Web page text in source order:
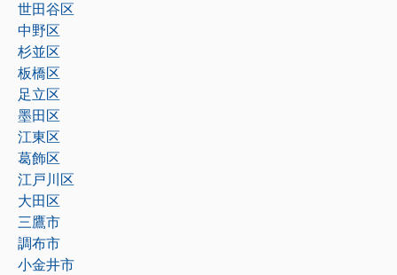
世田谷区
中野区
杉並区
板橋区
足立区
墨田区
江東区
葛飾区
江戸川区
大田区
三鷹市
調布市
小金井市